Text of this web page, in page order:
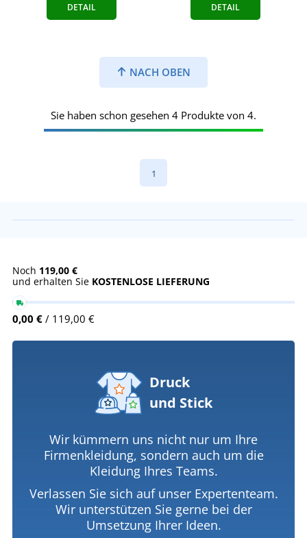
DETAIL DETAIL
NACH OBEN
Sie haben schon gesehen 4 Produkte von 4.
1
Noch 119,00 €
und erhalten Sie KOSTENLOSE LIEFERUNG
0,00 € / 119,00 €
Druck
und Stick
Wir kümmern uns nicht nur um Ihre
Firmenkleidung, sondern auch um die
Kleidung Ihres Teams.
Verlassen Sie sich auf unser Expertenteam.
Wir unterstützen Sie gerne bei der
Umsetzung Ihrer Ideen.